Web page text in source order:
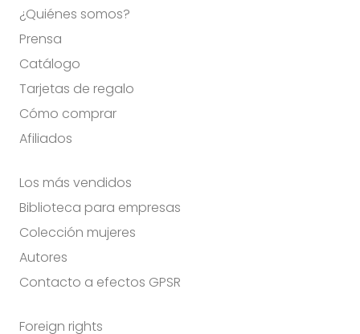
¿Quiénes somos?
Prensa
Catálogo
Tarjetas de regalo
Cómo comprar
Afiliados
Los más vendidos
Biblioteca para empresas
Colección mujeres
Autores
Contacto a efectos GPSR
Foreign rights